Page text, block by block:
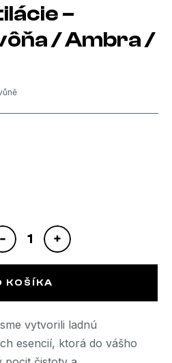
–
/ Ambra /
sme vytvorili ladnú
esencií, ktorá do vášho
KOŠÍKA